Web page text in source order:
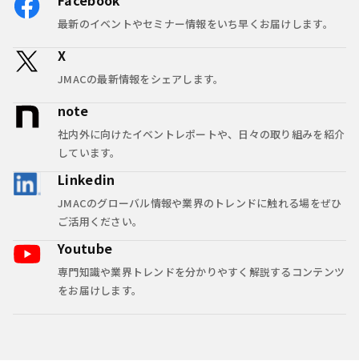
最新のイベントやセミナー情報をいち早くお届けします。
X
JMACの最新情報をシェアします。
note
社内外に向けたイベントレポートや、日々の取り組みを紹介
しています。
Linkedin
JMACのグローバル情報や業界のトレンドに触れる場をぜひ
ご活用ください。
Youtube
専門知識や業界トレンドを分かりやすく解説するコンテンツ
をお届けします。